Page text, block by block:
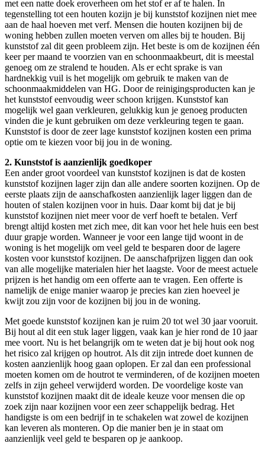
met een natte doek eroverheen om het stof er af te halen. In
tegenstelling tot een houten kozijn je bij kunststof kozijnen niet mee
aan de haal hoeven met verf. Mensen die houten kozijnen bij de
woning hebben zullen moeten verven om alles bij te houden. Bij
kunststof zal dit geen probleem zijn. Het beste is om de kozijnen één
keer per maand te voorzien van en schoonmaakbeurt, dit is meestal
genoeg om ze stralend te houden. Als er echt sprake is van
hardnekkig vuil is het mogelijk om gebruik te maken van de
schoonmaakmiddelen van HG. Door de reinigingsproducten kan je
het kunststof eenvoudig weer schoon krijgen. Kunststof kan
mogelijk wel gaan verkleuren, gelukkig kun je genoeg producten
vinden die je kunt gebruiken om deze verkleuring tegen te gaan.
Kunststof is door de zeer lage kunststof kozijnen kosten een prima
optie om te kiezen voor bij jou in de woning.
2. Kunststof is aanzienlijk goedkoper
Een ander groot voordeel van kunststof kozijnen is dat de kosten
kunststof kozijnen lager zijn dan alle andere soorten kozijnen. Op de
eerste plaats zijn de aanschafkosten aanzienlijk lager liggen dan de
houten of stalen kozijnen voor in huis. Daar komt bij dat je bij
kunststof kozijnen niet meer voor de verf hoeft te betalen. Verf
brengt altijd kosten met zich mee, dit kan voor het hele huis een best
duur grapje worden. Wanneer je voor een lange tijd woont in de
woning is het mogelijk om veel geld te besparen door de lagere
kosten voor kunststof kozijnen. De aanschafprijzen liggen dan ook
van alle mogelijke materialen hier het laagste. Voor de meest actuele
prijzen is het handig om een offerte aan te vragen. Een offerte is
namelijk de enige manier waarop je precies kan zien hoeveel je
kwijt zou zijn voor de kozijnen bij jou in de woning.
Met goede kunststof kozijnen kan je ruim 20 tot wel 30 jaar vooruit.
Bij hout al dit een stuk lager liggen, vaak kan je hier rond de 10 jaar
mee voort. Nu is het belangrijk om te weten dat je bij hout ook nog
het risico zal krijgen op houtrot. Als dit zijn intrede doet kunnen de
kosten aanzienlijk hoog gaan oplopen. Er zal dan een professional
moeten komen om de houtrot te verminderen, of de kozijnen moeten
zelfs in zijn geheel verwijderd worden. De voordelige koste van
kunststof kozijnen maakt dit de ideale keuze voor mensen die op
zoek zijn naar kozijnen voor een zeer schappelijk bedrag. Het
handigste is om een bedrijf in te schakelen wat zowel de kozijnen
kan leveren als monteren. Op die manier ben je in staat om
aanzienlijk veel geld te besparen op je aankoop.